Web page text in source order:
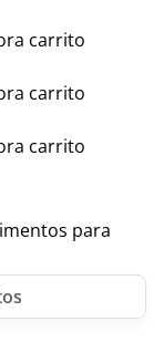
para